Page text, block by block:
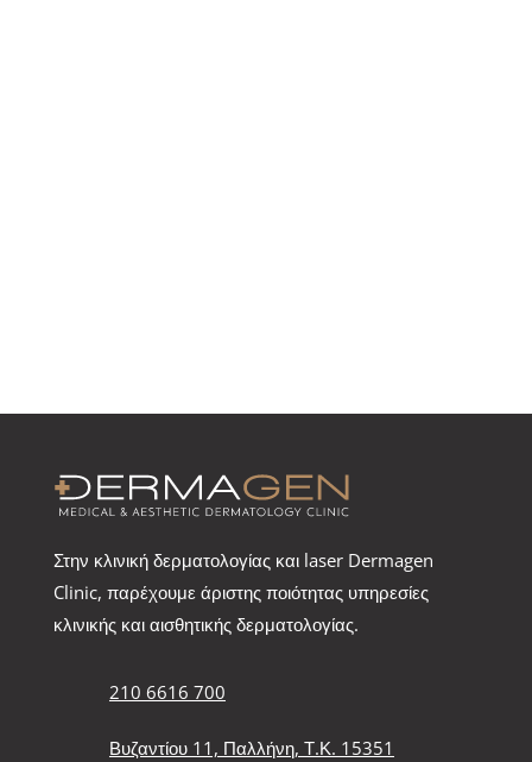
Στην κλινική δερματολογίας και laser Dermagen
Clinic, παρέχουμε άριστης ποιότητας υπηρεσίες
κλινικής και αισθητικής δερματολογίας.
210 6616 700
Βυζαντίου 11, Παλλήνη, Τ.Κ. 15351